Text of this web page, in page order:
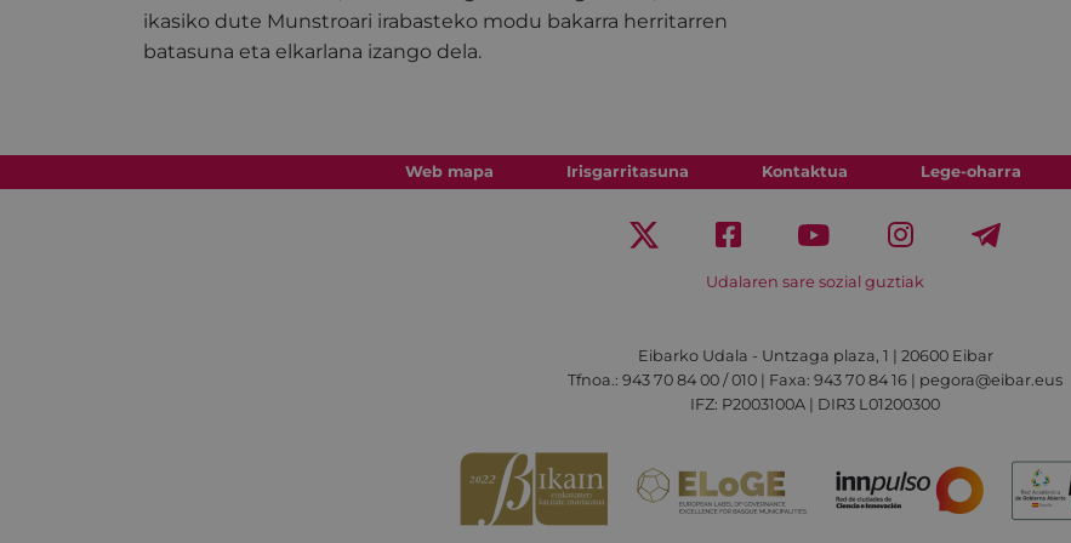
ikasiko dute Munstroari irabasteko modu bakarra herritarren
batasuna eta elkarlana izango dela.
Web mapa Irisgarritasuna Kontaktua Lege-oharra
Udalaren sare sozial guztiak
Eibarko Udala - Untzaga plaza, 1 | 20600 Eibar
Tfnoa.: 943 70 84 00 / 010 | Faxa: 943 70 84 16 | pegora@eibar.eus
IFZ: P2003100A | DIR3 L01200300